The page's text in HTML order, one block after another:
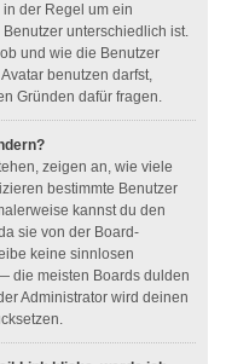
in der Regel um ein
unterschiedlich ist.
und wie die Benutzer
benutzen darfst,
Gründen dafür fragen.
zeigen an, wie viele
bestimmte Benutzer
kannst du den
sie von der Board-
keine sinnlosen
die meisten Boards dulden
Administrator wird deinen